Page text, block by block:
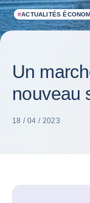
#ACTUALITÉS
Un
nouveau
18 / 04 / 2023